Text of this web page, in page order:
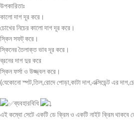
উপকারিতাঃ
কালো দাগ দূর করে।
চোখের নিচের কালো দাগ দূর করে।
স্কিন সফট্ করে।
স্কিনের তৈলাক্ত ভাব দূর করে।
ব্রনের দাগ দুর করে
স্কিন ফর্সা ও উজ্জ্বল করে।
(যেকোনো স্পট,তিল,রোদে পোড়া,কাটা দাগ,এক্সিডেন্ট এর
ব্যবহারবিধি
এই কম্বো সেটে একটি ডে ক্রিম ও একটি নাইট ক্রিম থাকবে